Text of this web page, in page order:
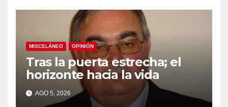
MISCELÁNEO OPINIÓN
Tras la puerta estrecha; el
horizonte hacia la vida
AGO 5, 2026